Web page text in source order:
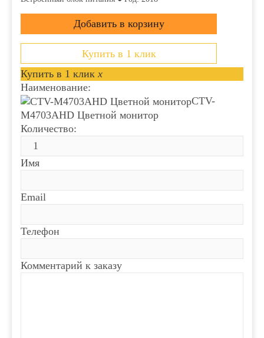
Купить в 1 клик
Купить в 1 клик x
Наименование:
CTV-
M4703AHD Цветной монитор
Количество:
Имя
Email
Телефон
Комментарий к заказу